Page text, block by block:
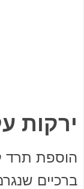
ירקות
הוספת תרד
ברכיים